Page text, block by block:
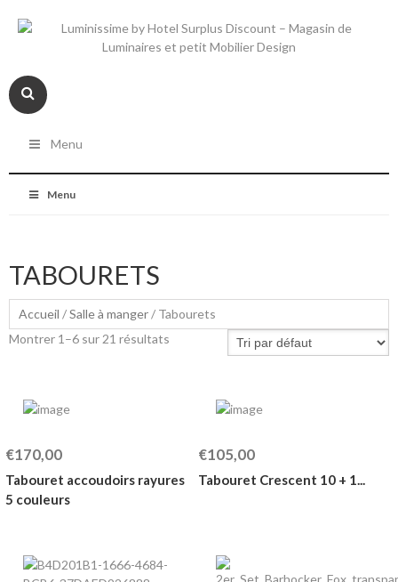
Menu
Menu
TABOURETS
Accueil /Salle à manger/ Tabourets
Montrer 1–6 sur 21 résultats
€170,00
Tabouret accoudoirs rayures
5 couleurs
€105,00
Tabouret Crescent 10 + 1...